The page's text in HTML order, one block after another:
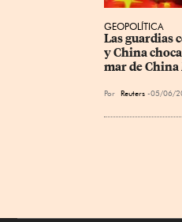
GEOPOLÍTICA
Las guardias
y China
mar de
Por Reuters 05/06/